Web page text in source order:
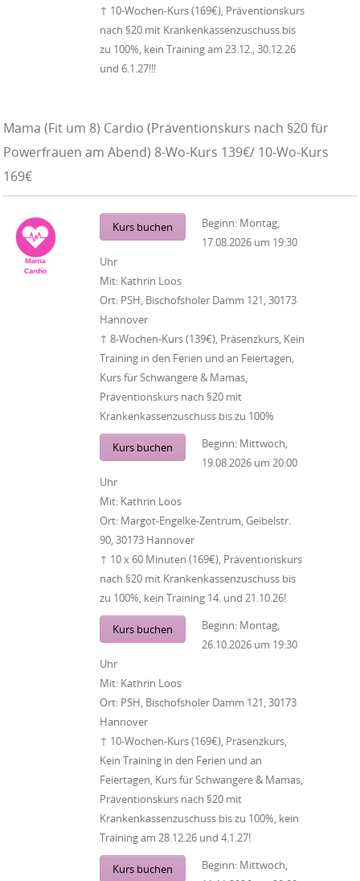
↑ 10-Wochen-Kurs (169€), Präventionskurs
nach §20 mit Krankenkassenzuschuss bis
zu 100%, kein Training am 23.12., 30.12.26
und 6.1.27!!!
Mama (Fit um 8) Cardio (Präventionskurs nach §20 für
Powerfrauen am Abend) 8-Wo-Kurs 139€/ 10-Wo-Kurs
169€
Kurs buchen Beginn: Montag,
17.08.2026 um 19:30
Uhr
Mit: Kathrin Loos
Ort: PSH, Bischofsholer Damm 121, 30173
Hannover
↑ 8-Wochen-Kurs (139€), Präsenzkurs, Kein
Training in den Ferien und an Feiertagen,
Kurs für Schwangere & Mamas,
Präventionskurs nach §20 mit
Krankenkassenzuschuss bis zu 100%
Kurs buchen Beginn: Mittwoch,
19.08.2026 um 20:00
Uhr
Mit: Kathrin Loos
Ort: Margot-Engelke-Zentrum, Geibelstr.
90, 30173 Hannover
↑ 10 x 60 Minuten (169€), Präventionskurs
nach §20 mit Krankenkassenzuschuss bis
zu 100%, kein Training 14. und 21.10.26!
Kurs buchen Beginn: Montag,
26.10.2026 um 19:30
Uhr
Mit: Kathrin Loos
Ort: PSH, Bischofsholer Damm 121, 30173
Hannover
↑ 10-Wochen-Kurs (169€), Präsenzkurs,
Kein Training in den Ferien und an
Feiertagen, Kurs für Schwangere & Mamas,
Präventionskurs nach §20 mit
Krankenkassenzuschuss bis zu 100%, kein
Training am 28.12.26 und 4.1.27!
Kurs buchen Beginn: Mittwoch,